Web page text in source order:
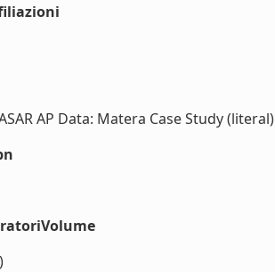
AP Data: Matera Case Study (literal)